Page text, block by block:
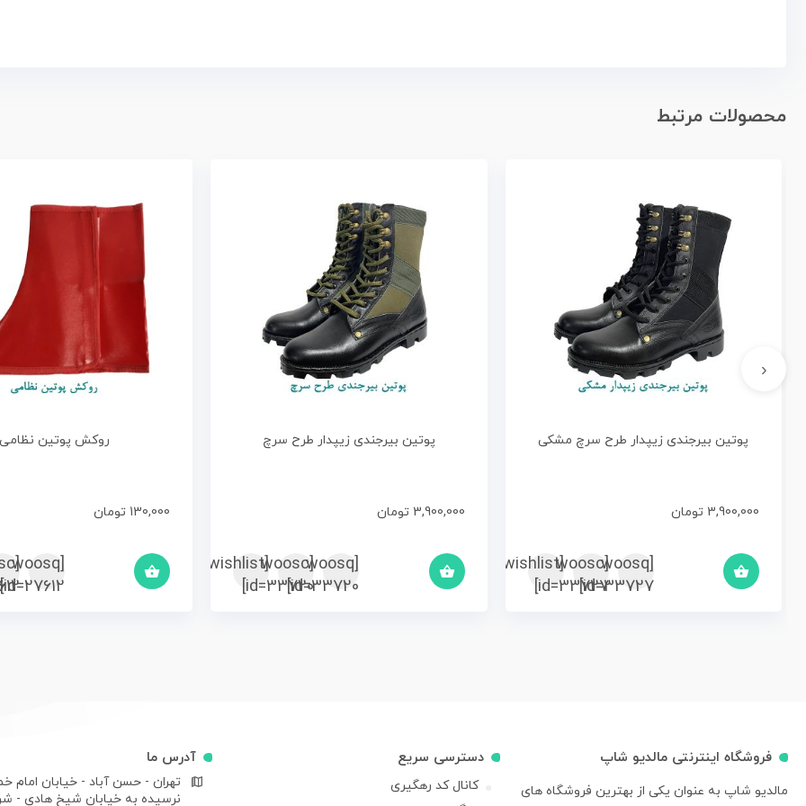
محصولات مرتبط
پوتین بیرجندی زیپدار طرح سرچ مشکی
3,900,000 تومان
[yith_wcwl_add_to_wishlist]
[woosc
id=33727]
[woosq
id=33727]
پوتین بیرجندی زیپدار طرح سرچ
3,900,000 تومان
[yith_wcwl_add_to_wishlist]
[woosc
id=33720]
[woosq
id=33720]
روکش پوتین
130,000 تومان
[woosq
id=27612]
‹
فروشگاه اینترنتی مالدیو شاپ
مالدیو شاپ به عنوان یکی از بهترین فروشگاه های
دسترسی سریع
کانال کد رهگیری
آدرس ما
تهران - حسن آباد - خیابان امام
نرسیده به خیابان شیخ هادی -